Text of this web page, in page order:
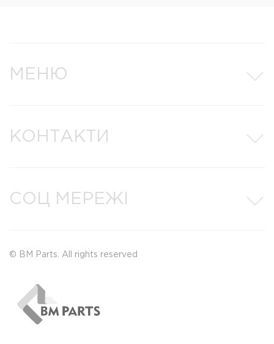
© BM Parts. All rights reserved
МЕНЮ
КОНТАКТИ
СОЦ МЕРЕЖІ